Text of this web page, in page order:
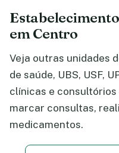
em Centro
Veja outras unidades
de saúde, UBS, USF,
clínicas e
marcar consultas,
medicamentos.